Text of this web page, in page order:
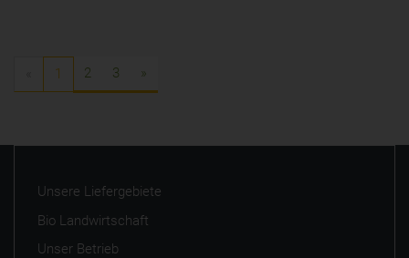
1 2 3 »
Unsere Liefergebiete
Bio Landwirtschaft
Unser Betrieb